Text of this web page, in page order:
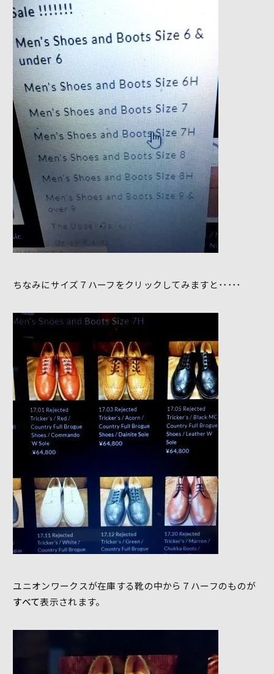
ちなみにサイズ７ハーフをクリックしてみますと･････
ユニオンワークスが在庫する靴の中から７ハーフのものが
すべて表示されます。